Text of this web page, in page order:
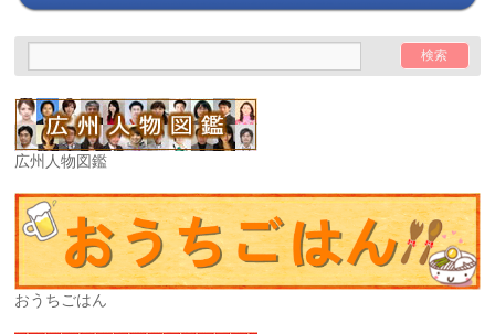
広州人物図鑑
おうちごはん